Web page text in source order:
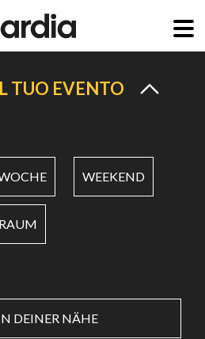
TUO EVENTO
WEEKEND
DEINER NÄHE